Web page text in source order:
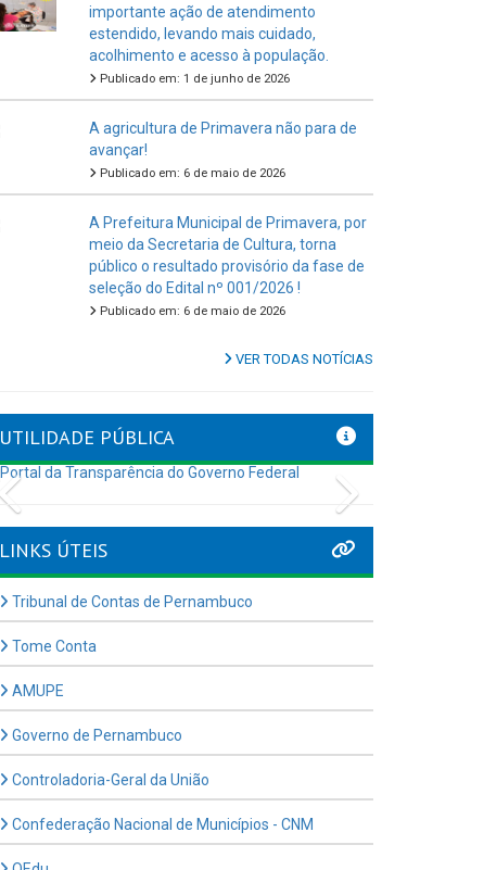
importante ação de atendimento
estendido, levando mais cuidado,
acolhimento e acesso à população.
Publicado em: 1 de junho de 2026
A agricultura de Primavera não para de
avançar!
Publicado em: 6 de maio de 2026
A Prefeitura Municipal de Primavera, por
meio da Secretaria de Cultura, torna
público o resultado provisório da fase de
seleção do Edital nº 001/2026 !
Publicado em: 6 de maio de 2026
VER TODAS NOTÍCIAS
UTILIDADE PÚBLICA
Previous
LINKS ÚTEIS
Tribunal de Contas de Pernambuco
Tome Conta
AMUPE
Governo de Pernambuco
Controladoria-Geral da União
Confederação Nacional de Municípios - CNM